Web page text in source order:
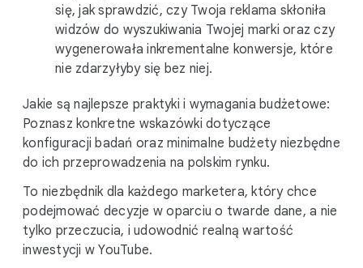
się, jak sprawdzić, czy Twoja reklama skłoniła
widzów do wyszukiwania Twojej marki oraz czy
wygenerowała inkrementalne konwersje, które
nie zdarzyłyby się bez niej.
Jakie są najlepsze praktyki i wymagania budżetowe:
Poznasz konkretne wskazówki dotyczące
konfiguracji badań oraz minimalne budżety niezbędne
do ich przeprowadzenia na polskim rynku.
To niezbędnik dla każdego marketera, który chce
podejmować decyzje w oparciu o twarde dane, a nie
tylko przeczucia, i udowodnić realną wartość
inwestycji w YouTube.